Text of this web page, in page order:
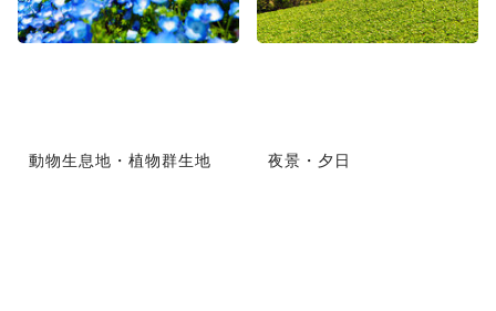
動物生息地・植物群生地 夜景・夕日